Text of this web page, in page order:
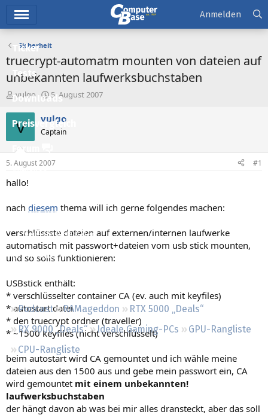
Ticker
Tests
Downloads
Preisvergleich
Forum
Aktuelles
Neue Beiträge
Neueste Aktivitäten
Leserartikel
Podcast RAMageddon
RTX 5000 „Deals“
RX 9000 „Deals“
Ideale Gaming-PCs
GPU-Rangliste
CPU-Rangliste
Anmelden
Sicherheit
truecrypt-automatm mounten von dateien auf
unbekannten laufwerksbuchstaben
E
r
s
t
l
e
r
vulgo
E
r
s
e
l
t
5. August 2007
V vulgo
Captain
5. August 2007 #1
hallo!
nach diesem thema will ich gerne folgendes machen:
verschlüssste dateien auf externen/internen laufwerke
automatisch mit passwort+dateien vom usb stick mounten,
und so solls funktionieren:
USBstick enthält:
* verschlüsselter container CA (ev. auch mit keyfiles)
* autostart datei
* den truecrypt ordner (traveller)
* ~1500 keyfiles (nicht verschlüsselt)
beim autostart wird CA gemountet und ich wähle meine
dateien aus den 1500 aus und gebe mein passwort ein, CA
wird gemountet mit einem unbekannten!
laufwerksbuchstaben
der hängt davon ab was bei mir alles dransteckt, aber das soll